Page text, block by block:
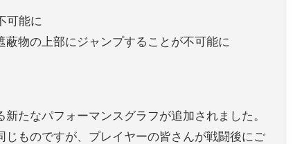
可能に
物の上部にジャンプすることが不可能に
たなパフォーマンスグラフが追加されました。
ものですが、プレイヤーの皆さんが戦闘後にご